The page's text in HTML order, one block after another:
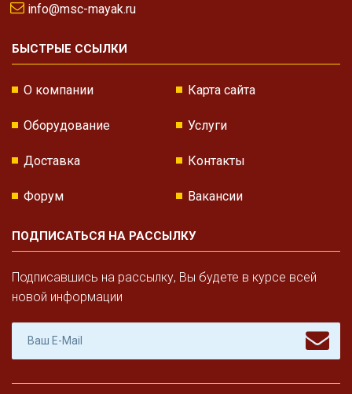
info@msc-mayak.ru
БЫСТРЫЕ ССЫЛКИ
О компании Карта сайта
Оборудование Услуги
Доставка Контакты
Форум Вакансии
ПОДПИСАТЬСЯ НА РАССЫЛКУ
Подписавшись на рассылку, Вы будете в курсе всей
новой информации